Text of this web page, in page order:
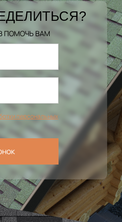
ПОМОЧЬ ВАМ
персональных